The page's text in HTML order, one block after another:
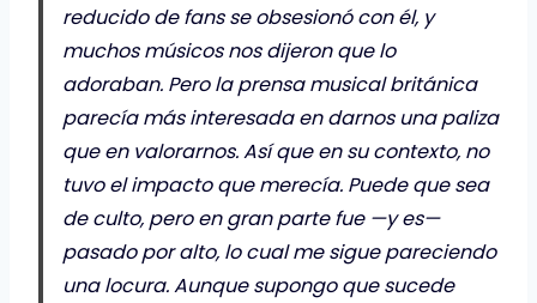
reducido de fans se obsesionó con él, y
muchos músicos nos dijeron que lo
adoraban. Pero la prensa musical británica
parecía más interesada en darnos una paliza
que en valorarnos. Así que en su contexto, no
tuvo el impacto que merecía. Puede que sea
de culto, pero en gran parte fue —y es—
pasado por alto, lo cual me sigue pareciendo
una locura. Aunque supongo que sucede